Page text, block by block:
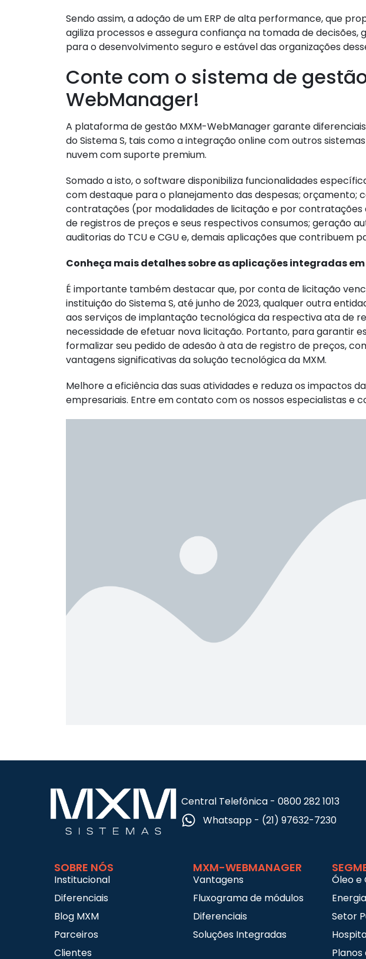
Sendo assim, a adoção de um ERP de alta performance, que
agiliza processos e assegura confiança na tomada de
para o desenvolvimento seguro e estável das organizações
Conte com o sistema de
WebManager!
A plataforma de gestão MXM-WebManager garante
do Sistema S, tais como a integração online com outros
nuvem com suporte premium.
Somado a isto, o software disponibiliza funcionalidades
com destaque para o planejamento das despesas; orçamento;
contratações (por modalidades de licitação e por
de registros de preços e seus respectivos consumos; geração
auditorias do TCU e CGU e, demais aplicações que contribuem
Conheça mais detalhes sobre as aplicações integradas
É importante também destacar que, por conta de licitação
instituição do Sistema S, até junho de 2023, qualquer outra
aos serviços de implantação tecnológica da respectiva ata de
necessidade de efetuar nova licitação. Portanto, para garantir
formalizar seu pedido de adesão à ata de registro de preços,
vantagens significativas da solução tecnológica da MXM.
Melhore a eficiência das suas atividades e reduza os impactos
empresariais. Entre em contato com os nossos especialistas e
Central Telefônica - 0800 282 1013
Whatsapp - (21) 97632-7230
SOBRE NÓS
Institucional
Diferenciais
Blog MXM
Parceiros
Clientes
MXM-WEBMANAGER
Vantagens
Fluxograma de módulos
Diferenciais
Soluções Integradas
Óleo e
Energia
Setor
Planos